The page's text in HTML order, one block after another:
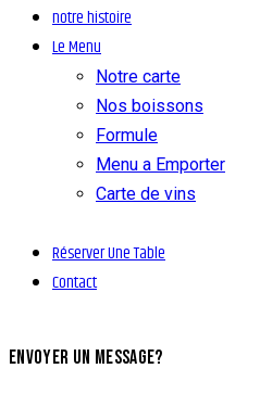
notre histoire
Le Menu
Notre carte
Nos boissons
Formule
Menu a Emporter
Carte de vins
Réserver Une Table
Contact
ENVOYER UN MESSAGE?